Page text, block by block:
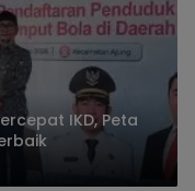
IKD, Peta